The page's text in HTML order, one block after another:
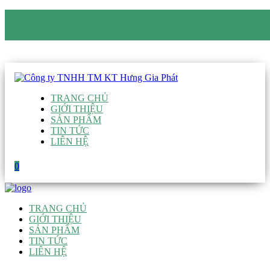
TRANG CHỦ
GIỚI THIỆU
SẢN PHẨM
TIN TỨC
LIÊN HỆ
0
TRANG CHỦ
GIỚI THIỆU
SẢN PHẨM
TIN TỨC
LIÊN HỆ